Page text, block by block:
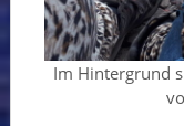
Im Hintergrund